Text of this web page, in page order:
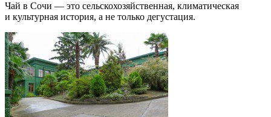
Чай в Сочи — это сельскохозяйственная, климатическая
и культурная история, а не только дегустация.